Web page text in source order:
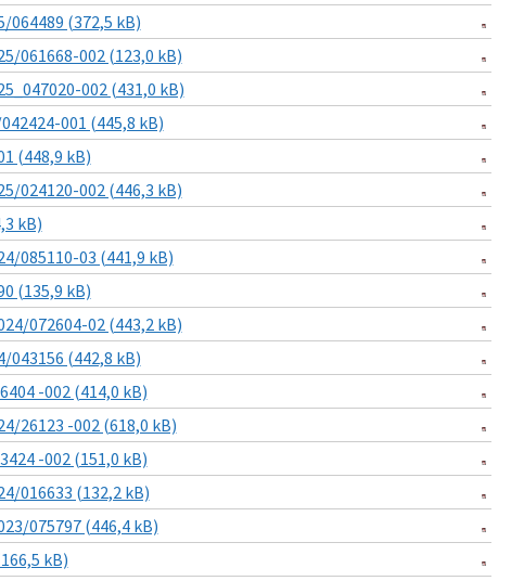
064489 (372,5 kB)
061668-002 (123,0 kB)
002 (431,0 kB)
001 (445,8 kB)
(448,9 kB)
024120-002 (446,3 kB)
kB)
085110-03 (441,9 kB)
(135,9 kB)
072604-02 (443,2 kB)
043156 (442,8 kB)
-002 (414,0 kB)
26123 -002 (618,0 kB)
-002 (151,0 kB)
016633 (132,2 kB)
075797 (446,4 kB)
kB)